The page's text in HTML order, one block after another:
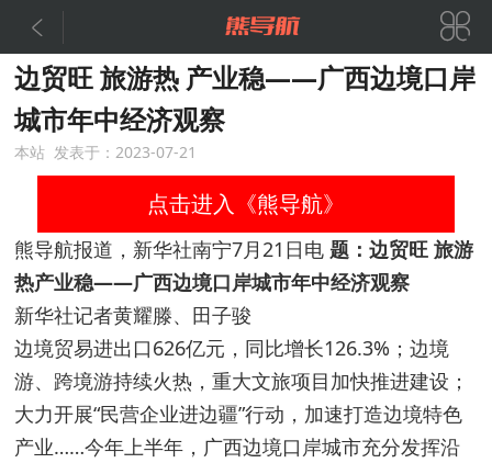
 
边贸旺 旅游热 产业稳——广西边境口岸
城市年中经济观察
本站 发表于：2023-07-21
点击进入《熊导航》
熊导航报道，新华社南宁7月21日电 题：边贸旺 旅游
热产业稳——广西边境口岸城市年中经济观察
新华社记者黄耀滕、田子骏
边境贸易进出口626亿元，同比增长126.3%；边境
游、跨境游持续火热，重大文旅项目加快推进建设；
大力开展“民营企业进边疆”行动，加速打造边境特色
产业……今年上半年，广西边境口岸城市充分发挥沿